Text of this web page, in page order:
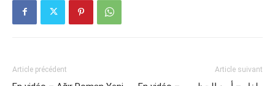
Article précédent Article suivant